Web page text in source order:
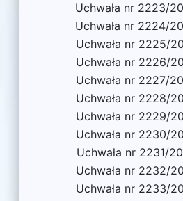
Uchwała nr 2223/
Uchwała nr 2224/
Uchwała nr 2225/
Uchwała nr 2226/
Uchwała nr 2227/
Uchwała nr 2228/
Uchwała nr 2229/
Uchwała nr 2230/
Uchwała nr 2231/
Uchwała nr 2232/
Uchwała nr 2233/